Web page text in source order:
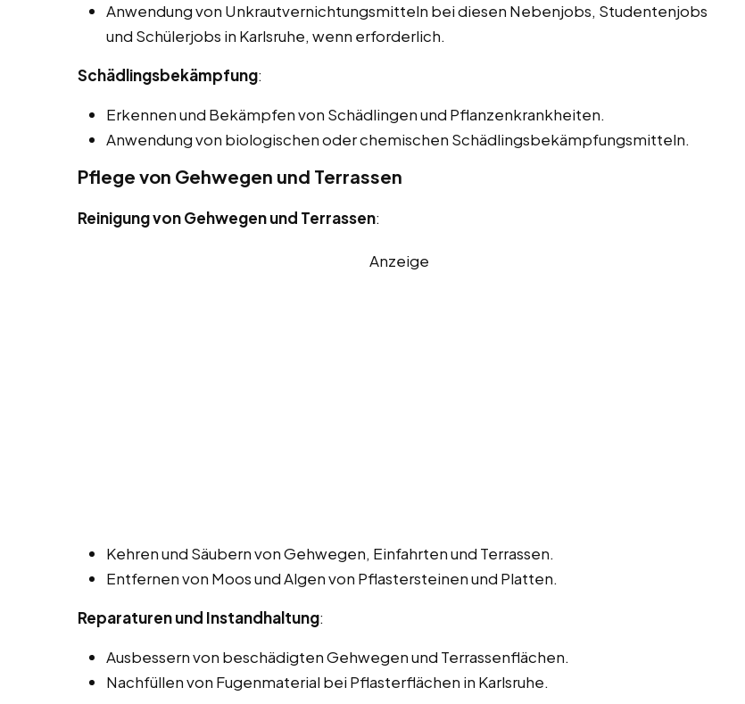
Anwendung von Unkrautvernichtungsmitteln bei diesen Nebenjobs, Studentenjobs
und Schülerjobs in Karlsruhe, wenn erforderlich.
Schädlingsbekämpfung:
Erkennen und Bekämpfen von Schädlingen und Pflanzenkrankheiten.
Anwendung von biologischen oder chemischen Schädlingsbekämpfungsmitteln.
Pflege von Gehwegen und Terrassen
Reinigung von Gehwegen und Terrassen:
Anzeige
Kehren und Säubern von Gehwegen, Einfahrten und Terrassen.
Entfernen von Moos und Algen von Pflastersteinen und Platten.
Reparaturen und Instandhaltung:
Ausbessern von beschädigten Gehwegen und Terrassenflächen.
Nachfüllen von Fugenmaterial bei Pflasterflächen in Karlsruhe.